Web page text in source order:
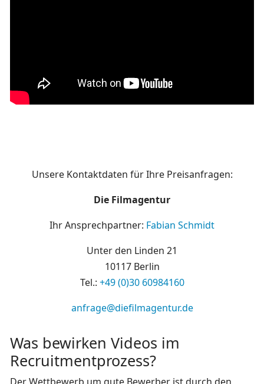
Unsere Kontaktdaten für Ihre Preisanfragen:
Die Filmagentur
Ihr Ansprechpartner: Fabian Schmidt
Unter den Linden 21
10117 Berlin
Tel.: +49 (0)30 60984160
anfrage@diefilmagentur.de
Was bewirken Videos im
Recruitmentprozess?